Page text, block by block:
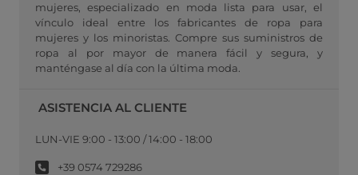
mujeres, especializado en moda lista para usar, el
vínculo ideal entre los fabricantes de ropa para
mujeres y los minoristas. Compre sus suministros de
ropa al por mayor de manera fácil y segura, y
manténgase al día con la última moda.
ASISTENCIA AL CLIENTE
LUN-VIE 9:00 - 13:00 / 14:00 - 18:00
+39 0574 729286